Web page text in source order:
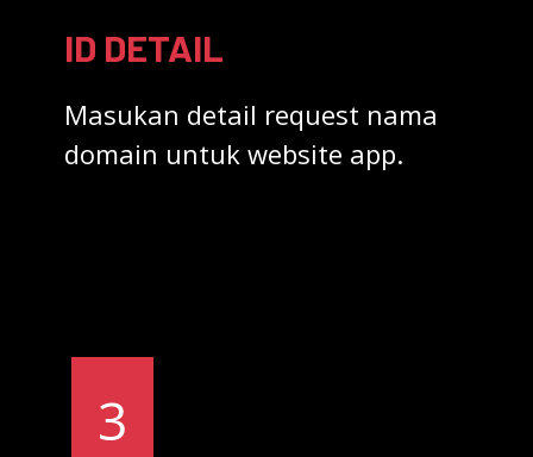
ID DETAIL
Masukan detail request nama
domain untuk website app.
3